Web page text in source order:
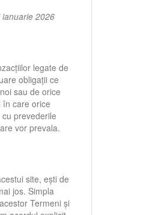
2026
legate de
obligații ce
sau de orice
în care orice
prevederile
vor prevala.
site, ești de
jos. Simpla
Termeni și